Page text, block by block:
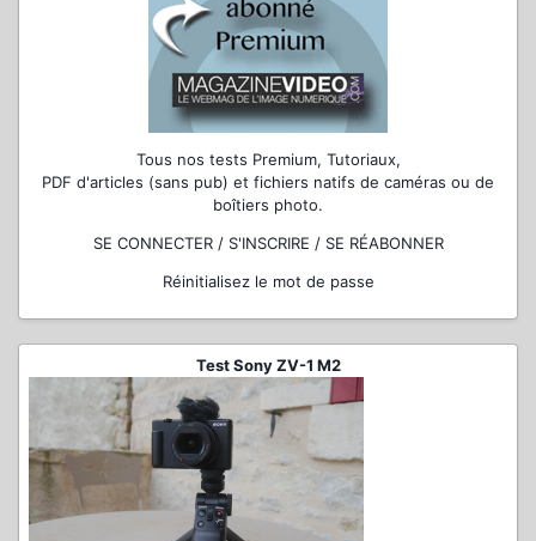
Tous nos tests Premium, Tutoriaux,
PDF d'articles (sans pub) et fichiers natifs de caméras ou de
boîtiers photo.
SE CONNECTER / S'INSCRIRE / SE RÉABONNER
Réinitialisez le mot de passe
Test Sony ZV-1 M2